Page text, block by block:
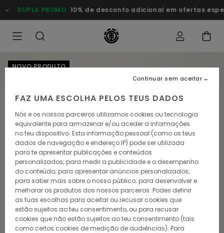
para
a
DUPLA PROMO 10% de desconto adicional em ofertas especiais
NOVO PRODUTO
FAZ UMA ESCOLHA PELOS TEUS DADOS
Nós e os nossos parceiros utilizamos cookies ou tecnologia
equivalente para armazenar e/ou aceder a informações
no teu dispositivo. Esta informação pessoal (como os teus
dados de navegação e endereço IP) pode ser utilizada
para te apresentar publicações e conteúdos
personalizados; para medir a publicidade e o desempenho
do conteúdo; para apresentar anúncios personalizados;
para saber mais sobre o nosso público; para desenvolver e
melhorar os produtos dos nossos parceiros. Podes definir
as tuas escolhas para aceitar ou recusar cookies que
estão sujeitos ao teu consentimento, ou para recusar
cookies que não estão sujeitos ao teu consentimento (tais
como certos cookies de medição de audiências). Para
Continuar sem aceitar